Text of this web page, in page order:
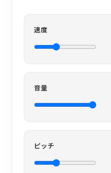
速度
音量
ピッチ